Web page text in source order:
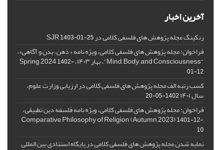
آخرین اخبار
رنکینگ مجله پژوهش های فلسفی کلامی در SJR1403-01-25
فراخوان: مجله پژوهش های فلسفی کلامی، ویژه نامه « ذهن، بدن و آگاهی»،
"Mind, Body, and Consciousness"، بهار ۱۴۰۳، Spring 2024
1402-
01-12
کسب رتبه الف مجله پژوهش های فلسفی کلامی در ارزیابی وزارت علوم،
سال ۱۴۰۱ 1402-05-20
فراخوان: مجله پژوهش های فلسفی کلامی، ویژه نامه فلسفه دین تطبیقی،
,Comparative Philosophy of Religion (Autumn 2023)
1401-12-
10
نمایه شدن مجله پژوهش های فلسفی کلامی در پایگاه استنادی بین المللی